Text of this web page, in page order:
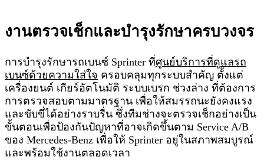
งานตรวจเช็กและบำรุงรักษาครบวงจร
การบำรุงรักษารถเบนซ์ Sprinter ที่ศูนย์บริการที่ดูแลรถ
เบนซ์ด้วยความใส่ใจ ครอบคลุมทุกระบบสำคัญ ตั้งแต่
เครื่องยนต์ เกียร์อัตโนมัติ ระบบเบรก ช่วงล่าง ที่ต้องการ
การตรวจสอบตามมาตรฐาน เพื่อให้สมรรถนะยังคงแรง
และขับขี่ได้อย่างราบรื่น ซึ่งทีมช่างจะตรวจเช็กอย่างเป็น
ขั้นตอนเพื่อป้องกันปัญหาที่อาจเกิดขึ้นตาม Service A/B
ของ Mercedes-Benz เพื่อให้ Sprinter อยู่ในสภาพสมบูรณ์
และพร้อมใช้งานตลอดเวลา